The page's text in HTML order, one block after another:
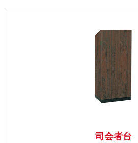
司会者台